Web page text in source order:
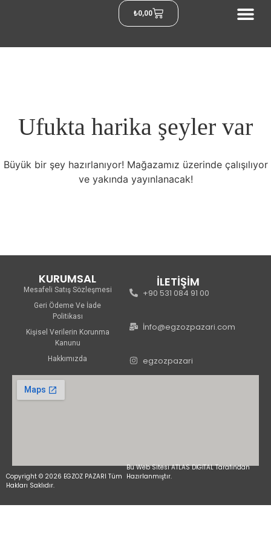
₺0,00
Ufukta harika şeyler var
Büyük bir şey hazırlanıyor! Mağazamız üzerinde çalışılıyor
ve yakında yayınlanacak!
KURUMSAL
Mesafeli Satış Sözleşmesi
Geri Ödeme Ve İade
Politikası
Kişisel Verilerin Korunma
Kanunu
Hakkımızda
İLETİŞİM
+90 531 084 91 00
İnfo@egzozpazari.com
egzozpazari
Copyright © 2026 EGZOZ PAZARI Tüm
Hakları Saklıdır.
Bu Web Sitesi ATLAS DİGİTAL Tarafından
Hazırlanmıştır.